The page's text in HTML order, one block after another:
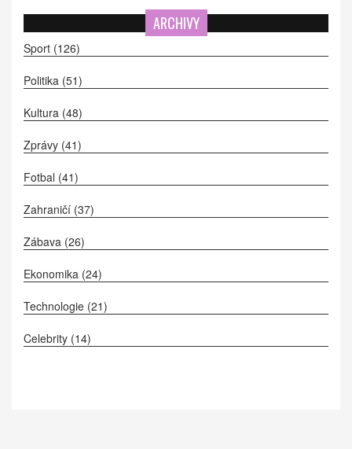
ARCHIVY
Sport (126)
Politika (51)
Kultura (48)
Zprávy (41)
Fotbal (41)
Zahraničí (37)
Zábava (26)
Ekonomika (24)
Technologie (21)
Celebrity (14)